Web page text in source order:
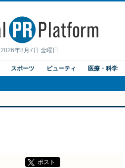
2026年8月7日 金曜日
スポーツ ビューティ 医療・科学
ポスト